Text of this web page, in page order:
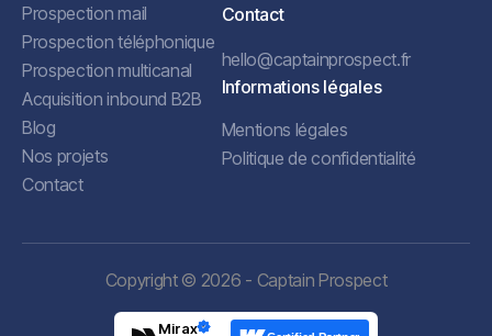
Prospection mail
Prospection téléphonique
Prospection multicanal
Acquisition inbound B2B
Blog
Nos projets
Contact
Contact
hello@captainprospect.fr
Informations légales
Mentions légales
Politique de confidentialité
Copyright © 2026 - Captain Prospect
Mirax